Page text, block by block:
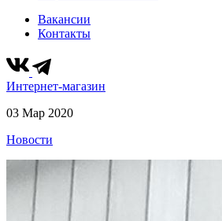
Вакансии
Контакты
Интернет-магазин
03 Мар 2020
Новости